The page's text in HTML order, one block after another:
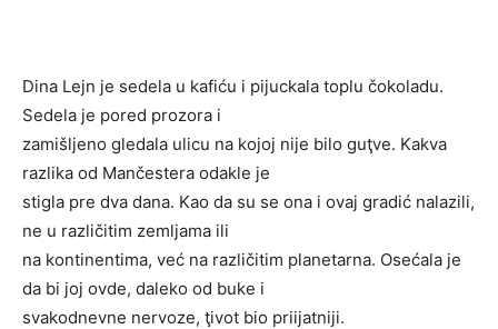
Dina Lejn je sedela u kafiću i pijuckala toplu čokoladu.
Sedela je pored prozora i
zamišljeno gledala ulicu na kojoj nije bilo guţve. Kakva
razlika od Mančestera odakle je
stigla pre dva dana. Kao da su se ona i ovaj gradić nalazili,
ne u različitim zemljama ili
na kontinentima, već na različitim planetarna. Osećala je
da bi joj ovde, daleko od buke i
svakodnevne nervoze, ţivot bio priijatniji.